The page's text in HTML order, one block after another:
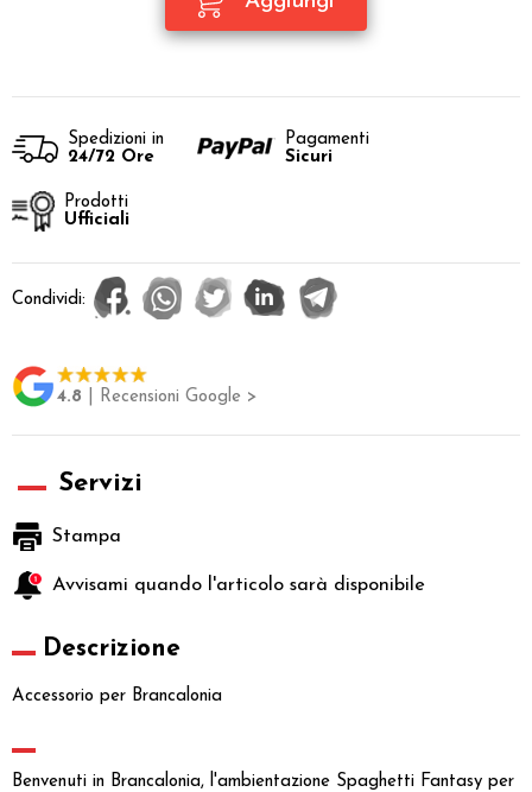
Spedizioni in
24/72 Ore
Pagamenti
Sicuri
Prodotti
Ufficiali
Condividi:
4.8 | Recensioni Google >
Servizi
Stampa
Avvisami quando l'articolo sarà disponibile
Descrizione
Accessorio per Brancalonia
Benvenuti in Brancalonia, l'ambientazione Spaghetti Fantasy per